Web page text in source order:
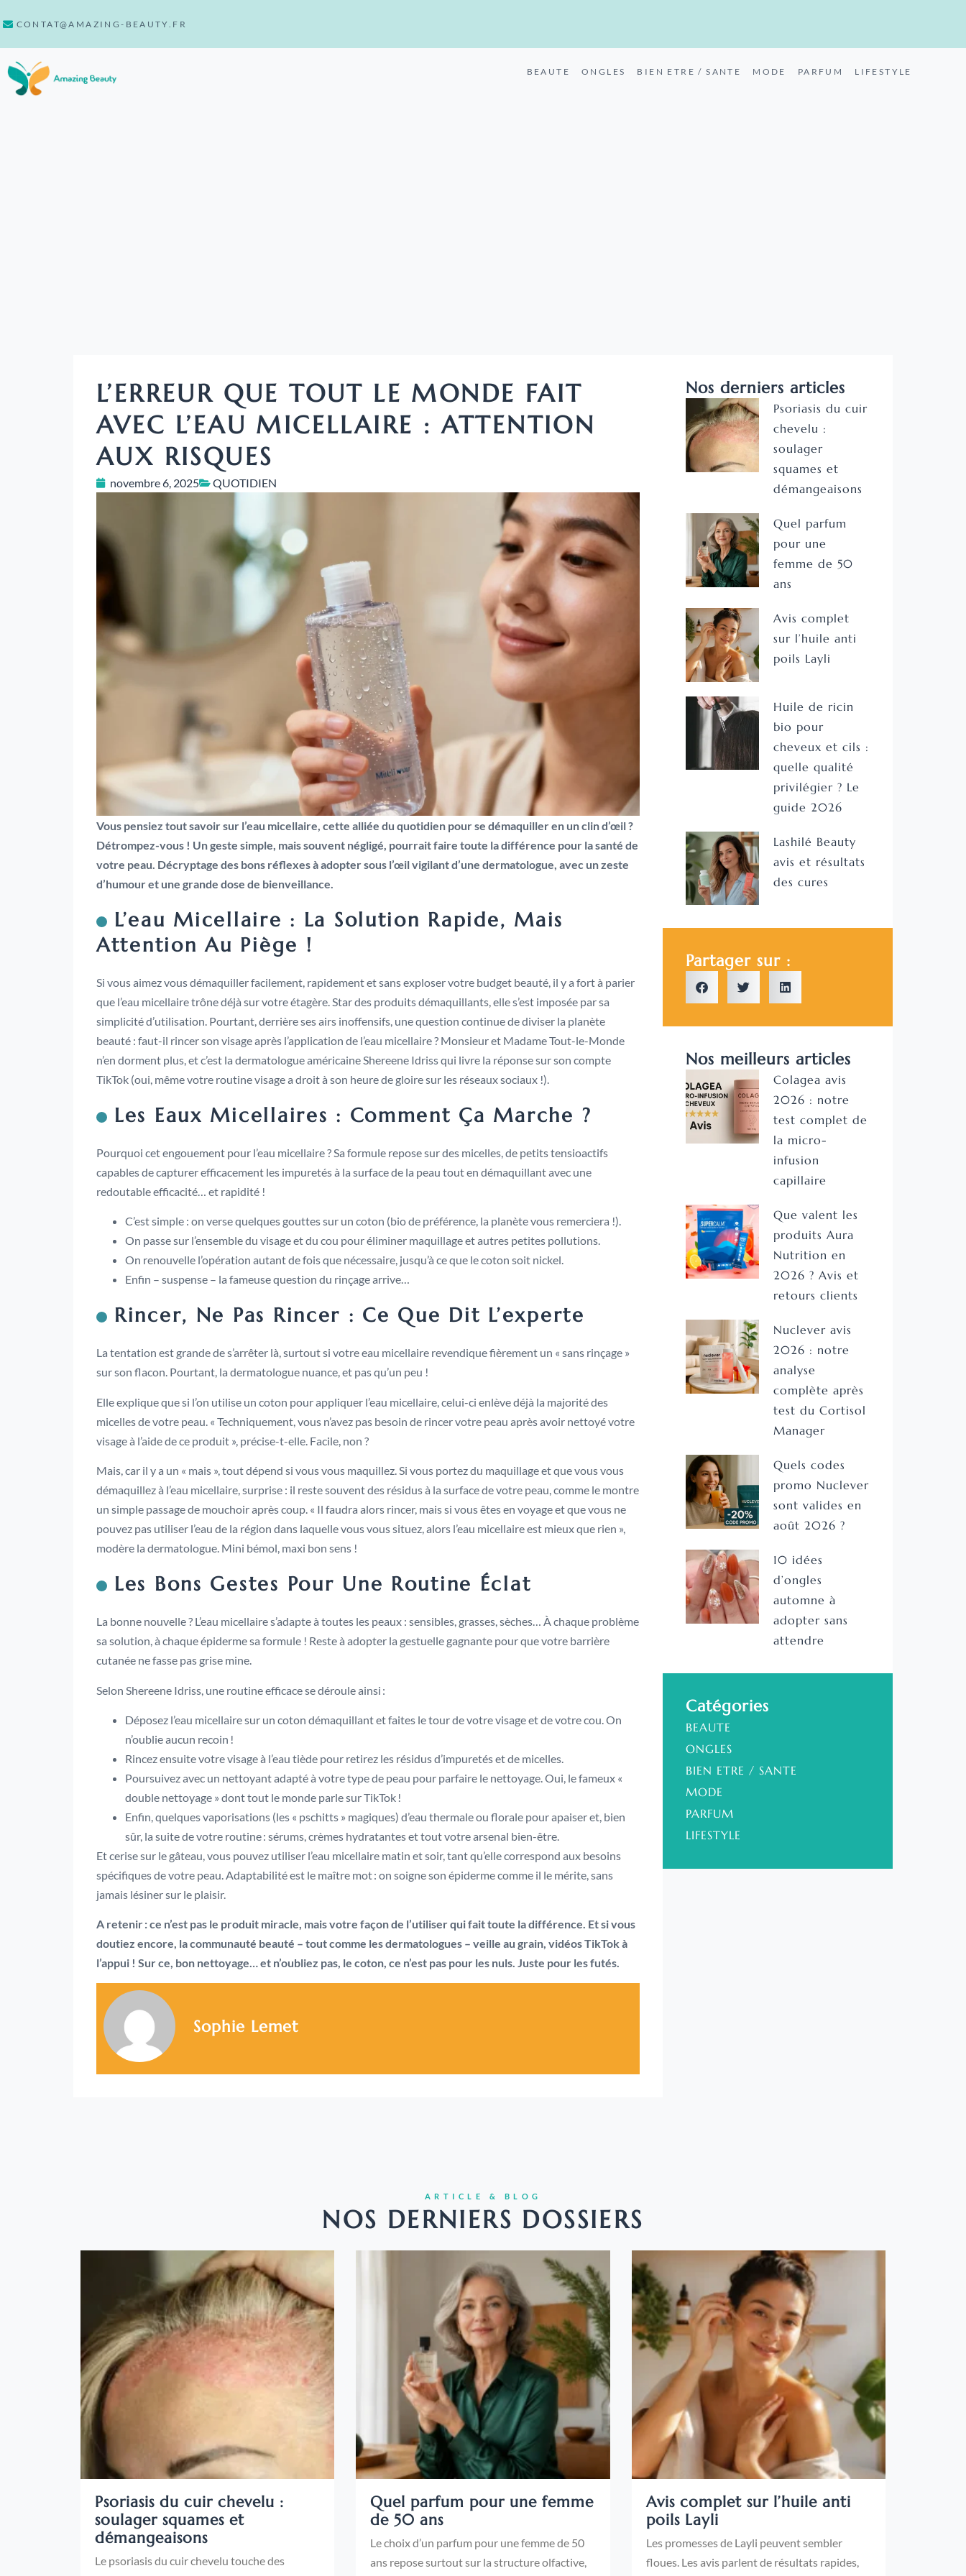
CONTAT@AMAZING-BEAUTY.FR
BEAUTE ONGLES BIEN ETRE / SANTE MODE PARFUM LIFESTYLE
L’ERREUR QUE TOUT LE MONDE FAIT
AVEC L’EAU MICELLAIRE : ATTENTION
AUX RISQUES
novembre 6, 2025 QUOTIDIEN
Vous pensiez tout savoir sur l’eau micellaire, cette alliée du quotidien pour se démaquiller en un clin d’œil ?
Détrompez-vous ! Un geste simple, mais souvent négligé, pourrait faire toute la différence pour la santé de
votre peau. Décryptage des bons réflexes à adopter sous l’œil vigilant d’une dermatologue, avec un zeste
d’humour et une grande dose de bienveillance.
L’eau Micellaire : La Solution Rapide, Mais
Attention Au Piège !
Si vous aimez vous démaquiller facilement, rapidement et sans exploser votre budget beauté, il y a fort à parier
que l’eau micellaire trône déjà sur votre étagère. Star des produits démaquillants, elle s’est imposée par sa
simplicité d’utilisation. Pourtant, derrière ses airs inoffensifs, une question continue de diviser la planète
beauté : faut-il rincer son visage après l’application de l’eau micellaire ? Monsieur et Madame Tout-le-Monde
n’en dorment plus, et c’est la dermatologue américaine Shereene Idriss qui livre la réponse sur son compte
TikTok (oui, même votre routine visage a droit à son heure de gloire sur les réseaux sociaux !).
Les Eaux Micellaires : Comment Ça Marche ?
Pourquoi cet engouement pour l’eau micellaire ? Sa formule repose sur des micelles, de petits tensioactifs
capables de capturer efficacement les impuretés à la surface de la peau tout en démaquillant avec une
redoutable efficacité… et rapidité !
C’est simple : on verse quelques gouttes sur un coton (bio de préférence, la planète vous remerciera !).
On passe sur l’ensemble du visage et du cou pour éliminer maquillage et autres petites pollutions.
On renouvelle l’opération autant de fois que nécessaire, jusqu’à ce que le coton soit nickel.
Enfin – suspense – la fameuse question du rinçage arrive…
Rincer, Ne Pas Rincer : Ce Que Dit L’experte
La tentation est grande de s’arrêter là, surtout si votre eau micellaire revendique fièrement un « sans rinçage »
sur son flacon. Pourtant, la dermatologue nuance, et pas qu’un peu !
Elle explique que si l’on utilise un coton pour appliquer l’eau micellaire, celui-ci enlève déjà la majorité des
micelles de votre peau. « Techniquement, vous n’avez pas besoin de rincer votre peau après avoir nettoyé votre
visage à l’aide de ce produit », précise-t-elle. Facile, non ?
Mais, car il y a un « mais », tout dépend si vous vous maquillez. Si vous portez du maquillage et que vous vous
démaquillez à l’eau micellaire, surprise : il reste souvent des résidus à la surface de votre peau, comme le montre
un simple passage de mouchoir après coup. « Il faudra alors rincer, mais si vous êtes en voyage et que vous ne
pouvez pas utiliser l’eau de la région dans laquelle vous vous situez, alors l’eau micellaire est mieux que rien »,
modère la dermatologue. Mini bémol, maxi bon sens !
Les Bons Gestes Pour Une Routine Éclat
La bonne nouvelle ? L’eau micellaire s’adapte à toutes les peaux : sensibles, grasses, sèches… À chaque problème
sa solution, à chaque épiderme sa formule ! Reste à adopter la gestuelle gagnante pour que votre barrière
cutanée ne fasse pas grise mine.
Selon Shereene Idriss, une routine efficace se déroule ainsi :
Déposez l’eau micellaire sur un coton démaquillant et faites le tour de votre visage et de votre cou. On
n’oublie aucun recoin !
Rincez ensuite votre visage à l’eau tiède pour retirez les résidus d’impuretés et de micelles.
Poursuivez avec un nettoyant adapté à votre type de peau pour parfaire le nettoyage. Oui, le fameux «
double nettoyage » dont tout le monde parle sur TikTok !
Enfin, quelques vaporisations (les « pschitts » magiques) d’eau thermale ou florale pour apaiser et, bien
sûr, la suite de votre routine : sérums, crèmes hydratantes et tout votre arsenal bien-être.
Et cerise sur le gâteau, vous pouvez utiliser l’eau micellaire matin et soir, tant qu’elle correspond aux besoins
spécifiques de votre peau. Adaptabilité est le maître mot : on soigne son épiderme comme il le mérite, sans
jamais lésiner sur le plaisir.
A retenir : ce n’est pas le produit miracle, mais votre façon de l’utiliser qui fait toute la différence. Et si vous
doutiez encore, la communauté beauté – tout comme les dermatologues – veille au grain, vidéos TikTok à
l’appui ! Sur ce, bon nettoyage… et n’oubliez pas, le coton, ce n’est pas pour les nuls. Juste pour les futés.
Sophie Lemet
Nos derniers articles
Psoriasis du cuir
chevelu :
soulager
squames et
démangeaisons
Quel parfum
pour une
femme de 50
ans
Avis complet
sur l’huile anti
poils Layli
Huile de ricin
bio pour
cheveux et cils :
quelle qualité
privilégier ? Le
guide 2026
Lashilé Beauty
avis et résultats
des cures
Partager sur :
Nos meilleurs articles
Colagea avis
2026 : notre
test complet de
la micro-
infusion
capillaire
Que valent les
produits Aura
Nutrition en
2026 ? Avis et
retours clients
Nuclever avis
2026 : notre
analyse
complète après
test du Cortisol
Manager
Quels codes
promo Nuclever
sont valides en
août 2026 ?
10 idées
d’ongles
automne à
adopter sans
attendre
Catégories
BEAUTE
ONGLES
BIEN ETRE / SANTE
MODE
PARFUM
LIFESTYLE
ARTICLE & BLOG
NOS DERNIERS DOSSIERS
Psoriasis du cuir chevelu :
soulager squames et
démangeaisons
Le psoriasis du cuir chevelu touche des
Quel parfum pour une femme
de 50 ans
Le choix d’un parfum pour une femme de 50
ans repose surtout sur la structure olfactive,
Avis complet sur l’huile anti
poils Layli
Les promesses de Layli peuvent sembler
floues. Les avis parlent de résultats rapides,